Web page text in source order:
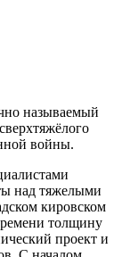
называемый
войны.
над тяжелыми
кировском
толщину
проект и